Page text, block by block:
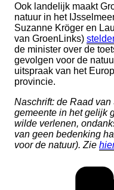
Ook landelijk maakt
natuur in het
Suzanne Kröger en
van GroenLinks)
de minister over de
gevolgen voor de
uitspraak van het
provincie.
Naschrift: de Raad
gemeente in het gelijk
wilde verlenen,
van geen bedenking
voor de natuur). Zie